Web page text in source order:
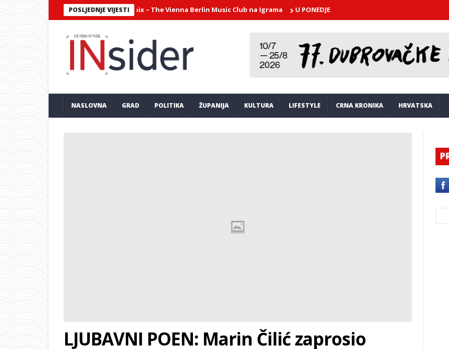
POSLJEDNJE VIJESTI
virtuozni sastav Philharmonix – The Vienna Berlin Music Club na Igrama U PONEDJELJAK U atriju Kneževog dvora nastupa
NASLOVNA GRAD POLITIKA ŽUPANIJA KULTURA LIFESTYLE CRNA KRONIKA HRVATSKA
LJUBAVNI POEN: Marin Čilić zaprosio